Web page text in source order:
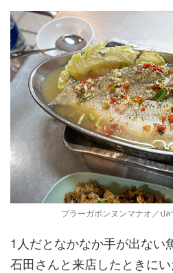
プラーガポンヌンマナオ／ป
1人だとなかなか手が出ない
石田さんと来店したときに